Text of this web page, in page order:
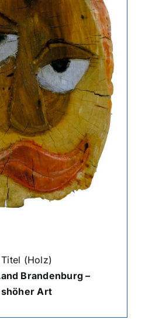
(Holz)
Brandenburg –
Art